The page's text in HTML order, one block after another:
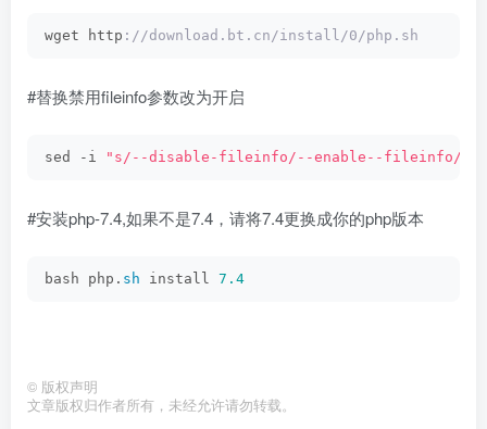
wget http ://download.bt.cn/install/0/php.sh
#替换禁用fileinfo参数改为开启
sed -i "s/--disable-fileinfo/--enable--fileinfo/g"
#安装php-7.4,如果不是7.4，请将7.4更换成你的php版本
bash php. sh install 7.4
© 版权声明
文章版权归作者所有，未经允许请勿转载。